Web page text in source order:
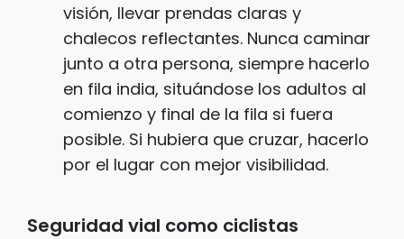
visión, llevar prendas claras y
chalecos reflectantes. Nunca caminar
junto a otra persona, siempre hacerlo
en fila india, situándose los adultos al
comienzo y final de la fila si fuera
posible. Si hubiera que cruzar, hacerlo
por el lugar con mejor visibilidad.
Seguridad vial como ciclistas